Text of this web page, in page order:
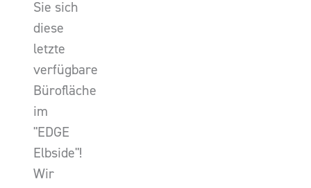
Sie sich
diese
letzte
verfügbare
Bürofläche
im
"EDGE
Elbside"!
Wir